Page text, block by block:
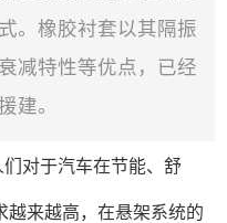
。橡胶衬套以其隔振
减特性等优点，已经
建。
对于汽车在节能、舒
越来越高，在悬架系统的